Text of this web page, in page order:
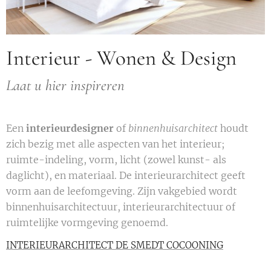
Interieur - Wonen & Design
Laat u hier inspireren
Een interieurdesigner of binnenhuisarchitect houdt
zich bezig met alle aspecten van het interieur;
ruimte-indeling, vorm, licht (zowel kunst- als
daglicht), en materiaal. De interieurarchitect geeft
vorm aan de leefomgeving. Zijn vakgebied wordt
binnenhuisarchitectuur, interieurarchitectuur of
ruimtelijke vormgeving genoemd.
INTERIEURARCHITECT DE SMEDT COCOONING